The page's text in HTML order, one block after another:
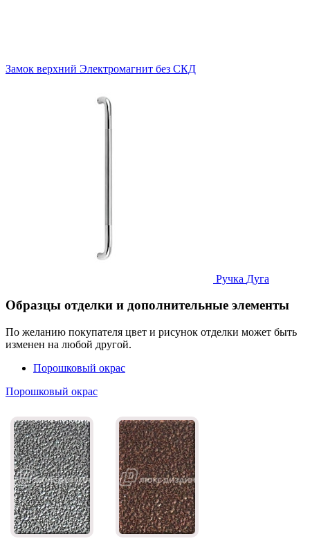
Замок верхний Электромагнит без СКД
Ручка Дуга
Образцы отделки и дополнительные элементы
По желанию покупателя цвет и рисунок отделки может быть
изменен на любой другой.
Порошковый окрас
Порошковый окрас